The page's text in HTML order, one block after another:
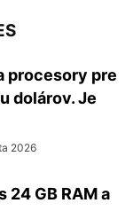
procesory pre
dolárov. Je
2026
24 GB RAM a